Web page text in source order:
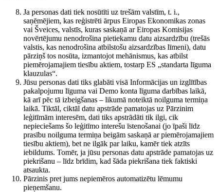
Ja personas dati tiek nosūtīti uz trešām valstīm, t. i.,
saņēmējiem, kas reģistrēti ārpus Eiropas Ekonomikas zonas
vai Šveices, valstīs, kuras saskaņā ar Eiropas Komisijas
novērtējumu nenodrošina pietiekamu datu aizsardzību (trešās
valstis, kas nenodrošina atbilstošu aizsardzības līmeni), datu
pārziņš tos nosūta, izmantojot mehānismus, kas atbilst
piemērojamajiem tiesību aktiem, tostarp ES „standarta līguma
klauzulas“.
Jūsu personas dati tiks glabāti visā Informācijas un izglītības
pakalpojumu līguma vai Demo konta līguma darbības laikā,
kā arī pēc tā izbeigšanas – likumā noteiktā noilguma termiņa
laikā. Tiktāl, ciktāl datu apstrāde pamatojas uz Pārzinim
leģitīmām interesēm, dati tiks apstrādāti tik ilgi, cik
nepieciešams šo leģitīmo interešu īstenošanai (jo īpaši līdz
prasību noilguma termiņa beigām saskaņā ar piemērojamajiem
tiesību aktiem), bet ne ilgāk par laiku, kamēr tiek atzīts
iebildums. Tomēr, ja jūsu personas datu apstrāde pamatojas uz
piekrišanu – līdz brīdim, kad šāda piekrišana tiek faktiski
atsaukta.
Pārzinis pret jums nepiemēros automatizētu lēmumu
pieņemšanu.